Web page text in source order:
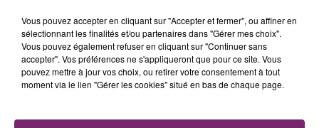
3 juin 2026
Téléchargez gratuitement l'application Mona
FM
Vous pouvez accepter en cliquant sur "Accepter et fermer", ou affiner en
sélectionnant les finalités et/ou partenaires dans "Gérer mes choix".
Vous pouvez également refuser en cliquant sur "Continuer sans
accepter". Vos préférences ne s'appliqueront que pour ce site. Vous
pouvez mettre à jour vos choix, ou retirer votre consentement à tout
moment via le lien "Gérer les cookies" situé en bas de chaque page.